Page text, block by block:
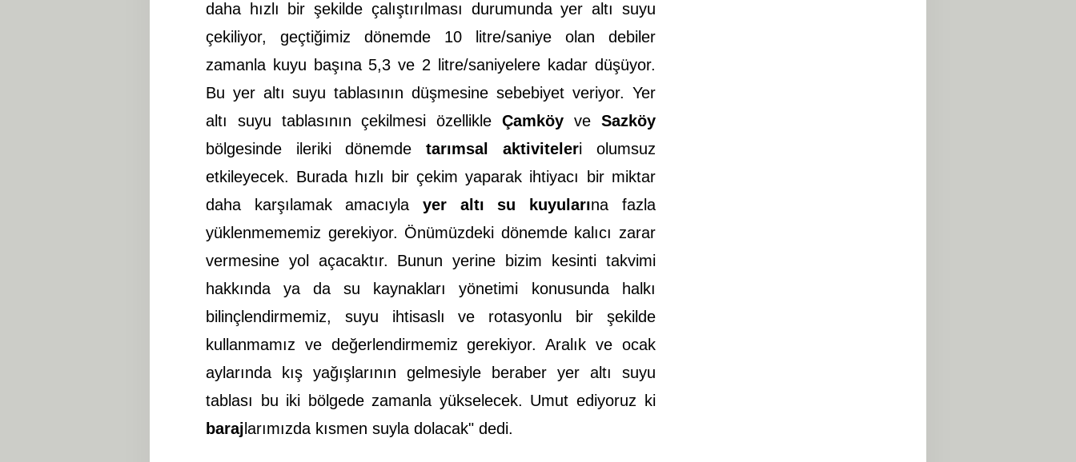
daha hızlı bir şekilde çalıştırılması durumunda yer altı suyu
çekiliyor, geçtiğimiz dönemde 10 litre/saniye olan debiler
zamanla kuyu başına 5,3 ve 2 litre/saniyelere kadar düşüyor.
Bu yer altı suyu tablasının düşmesine sebebiyet veriyor. Yer
altı suyu tablasının çekilmesi özellikleÇamköy ve Sazköy
bölgesinde ileriki dönemdetarımsal aktiviteleri olumsuz
etkileyecek. Burada hızlı bir çekim yaparak ihtiyacı bir miktar
daha karşılamak amacıyla yer altı su kuyularına fazla
yüklenmememiz gerekiyor. Önümüzdeki dönemde kalıcı zarar
vermesine yol açacaktır. Bunun yerine bizim kesinti takvimi
hakkında ya da su kaynakları yönetimi konusunda halkı
bilinçlendirmemiz, suyu ihtisaslı ve rotasyonlu bir şekilde
kullanmamız ve değerlendirmemiz gerekiyor. Aralık ve ocak
aylarında kış yağışlarının gelmesiyle beraber yer altı suyu
tablası bu iki bölgede zamanla yükselecek. Umut ediyoruz ki
baraj larımızda kısmen suyla dolacak" dedi.